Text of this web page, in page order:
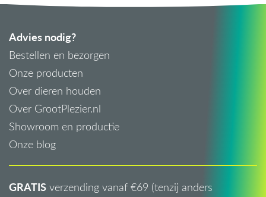
Advies nodig?
Bestellen en bezorgen
Onze producten
Over dieren houden
Over GrootPlezier.nl
Showroom en productie
Onze blog
GRATIS verzending vanaf €69 (tenzij anders